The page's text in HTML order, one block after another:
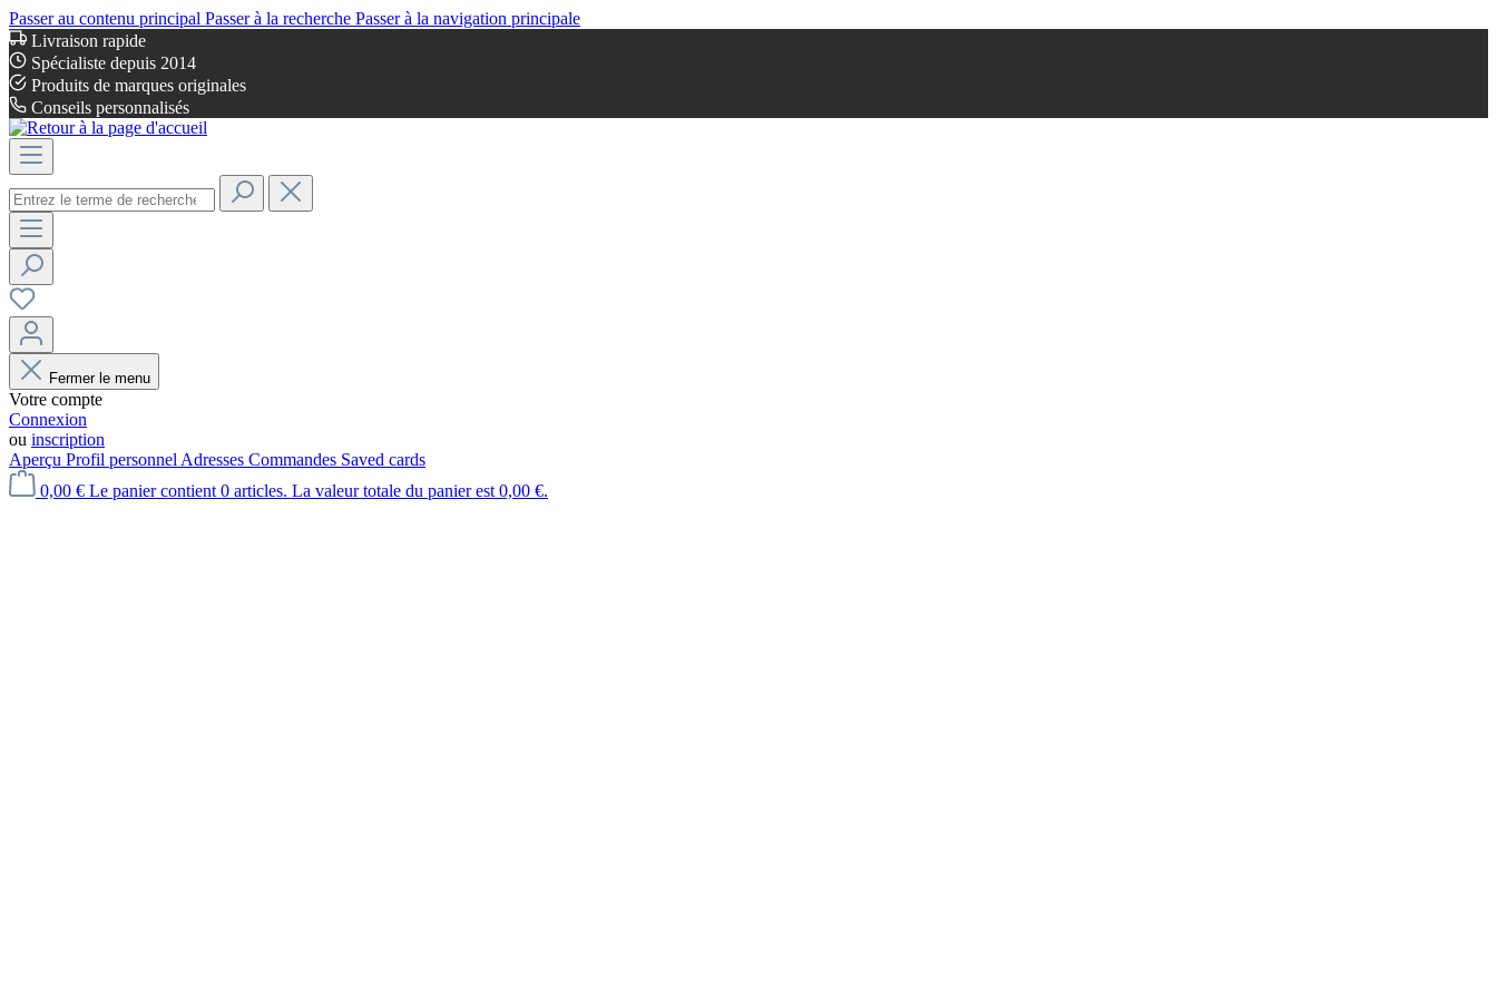
Passer au contenu principal Passer à la recherche Passer à la navigation principale
Livraison rapide
Spécialiste depuis 2014
Produits de marques originales
Conseils personnalisés
Fermer le menu
Votre compte
Connexion
ou inscription
Aperçu Profil personnel Adresses Commandes Saved cards
0,00 € Le panier contient 0 articles. La valeur totale du panier est 0,00 €.